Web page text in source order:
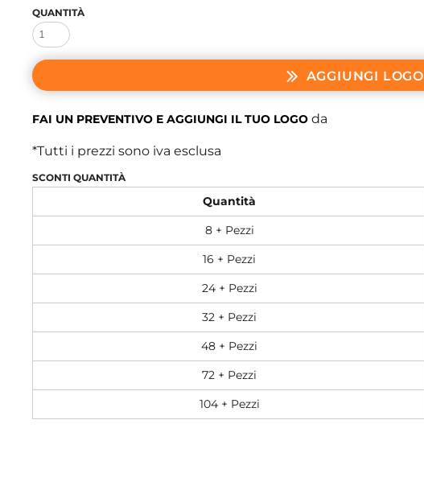
QUANTITÀ
AGGIUNGI LOGO
FAI UN PREVENTIVO E AGGIUNGI IL TUO LOGO da
*Tutti i prezzi sono iva esclusa
SCONTI QUANTITÀ
Quantità
8 + Pezzi
16 + Pezzi
24 + Pezzi
32 + Pezzi
48 + Pezzi
72 + Pezzi
104 + Pezzi